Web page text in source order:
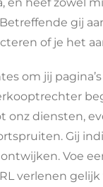
gij
of je het
om jij
diensten,
Gij
Voe
verlenen